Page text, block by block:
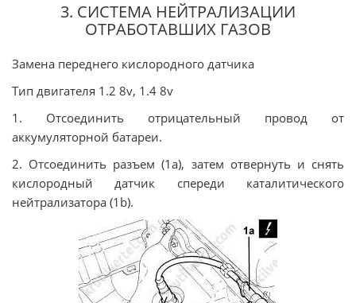
3. СИСТЕМА НЕЙТРАЛИЗАЦИИ
ОТРАБОТАВШИХ ГАЗОВ
Замена переднего кислородного датчика
Тип двигателя 1.2 8v, 1.4 8v
1. Отсоединить отрицательный провод от
аккумуляторной батареи.
2. Отсоединить разъем (1а), затем отвернуть и снять
кислородный датчик спереди каталитического
нейтрализатора (1b).